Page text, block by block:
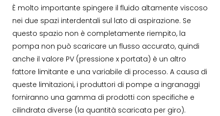
È molto importante spingere il fluido altamente viscoso
nei due spazi interdentali sul lato di aspirazione. Se
questo spazio non è completamente riempito, la
pompa non può scaricare un flusso accurato, quindi
anche il valore PV (pressione x portata) è un altro
fattore limitante e una variabile di processo. A causa di
queste limitazioni, i produttori di pompe a ingranaggi
forniranno una gamma di prodotti con specifiche e
cilindrata diverse (la quantità scaricata per giro).